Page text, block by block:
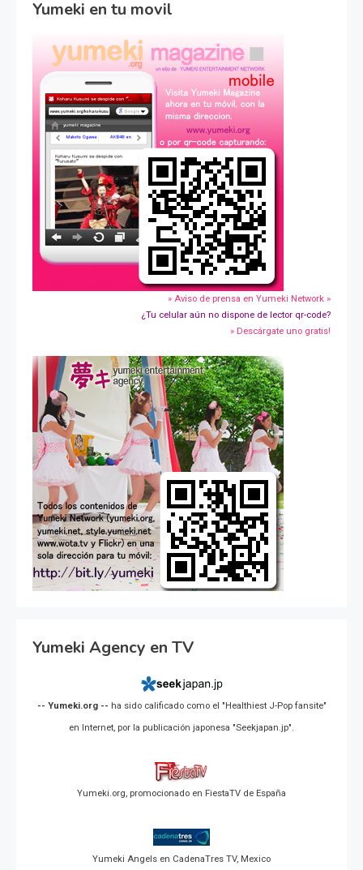
Yumeki en tu movil
» Aviso de prensa en Yumeki Network »
¿Tu celular aún no dispone de lector qr-code?
» Descárgate uno gratis!
Yumeki Agency en TV
-- Yumeki.org -- ha sido calificado como el "Healthiest J-Pop fansite"
en Internet, por la publicación japonesa "Seekjapan.jp".
Yumeki.org, promocionado en FiestaTV de España
Yumeki Angels en CadenaTres TV, Mexico